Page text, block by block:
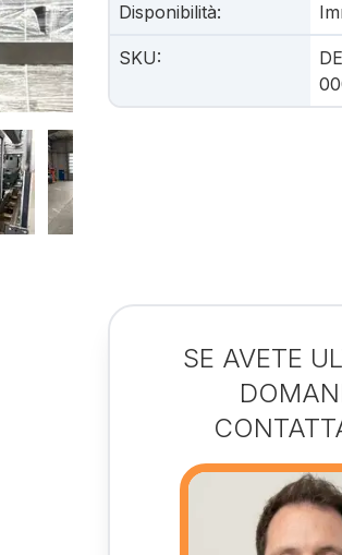
Disponibilità:
SKU:
SE AVETE